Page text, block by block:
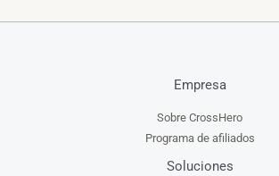
Empresa
Sobre CrossHero
Programa de afiliados
Soluciones